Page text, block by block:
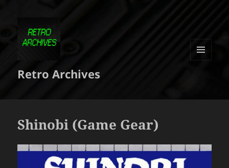
Retro Archives
Shinobi (Game Gear)